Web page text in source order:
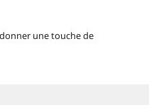
une touche de